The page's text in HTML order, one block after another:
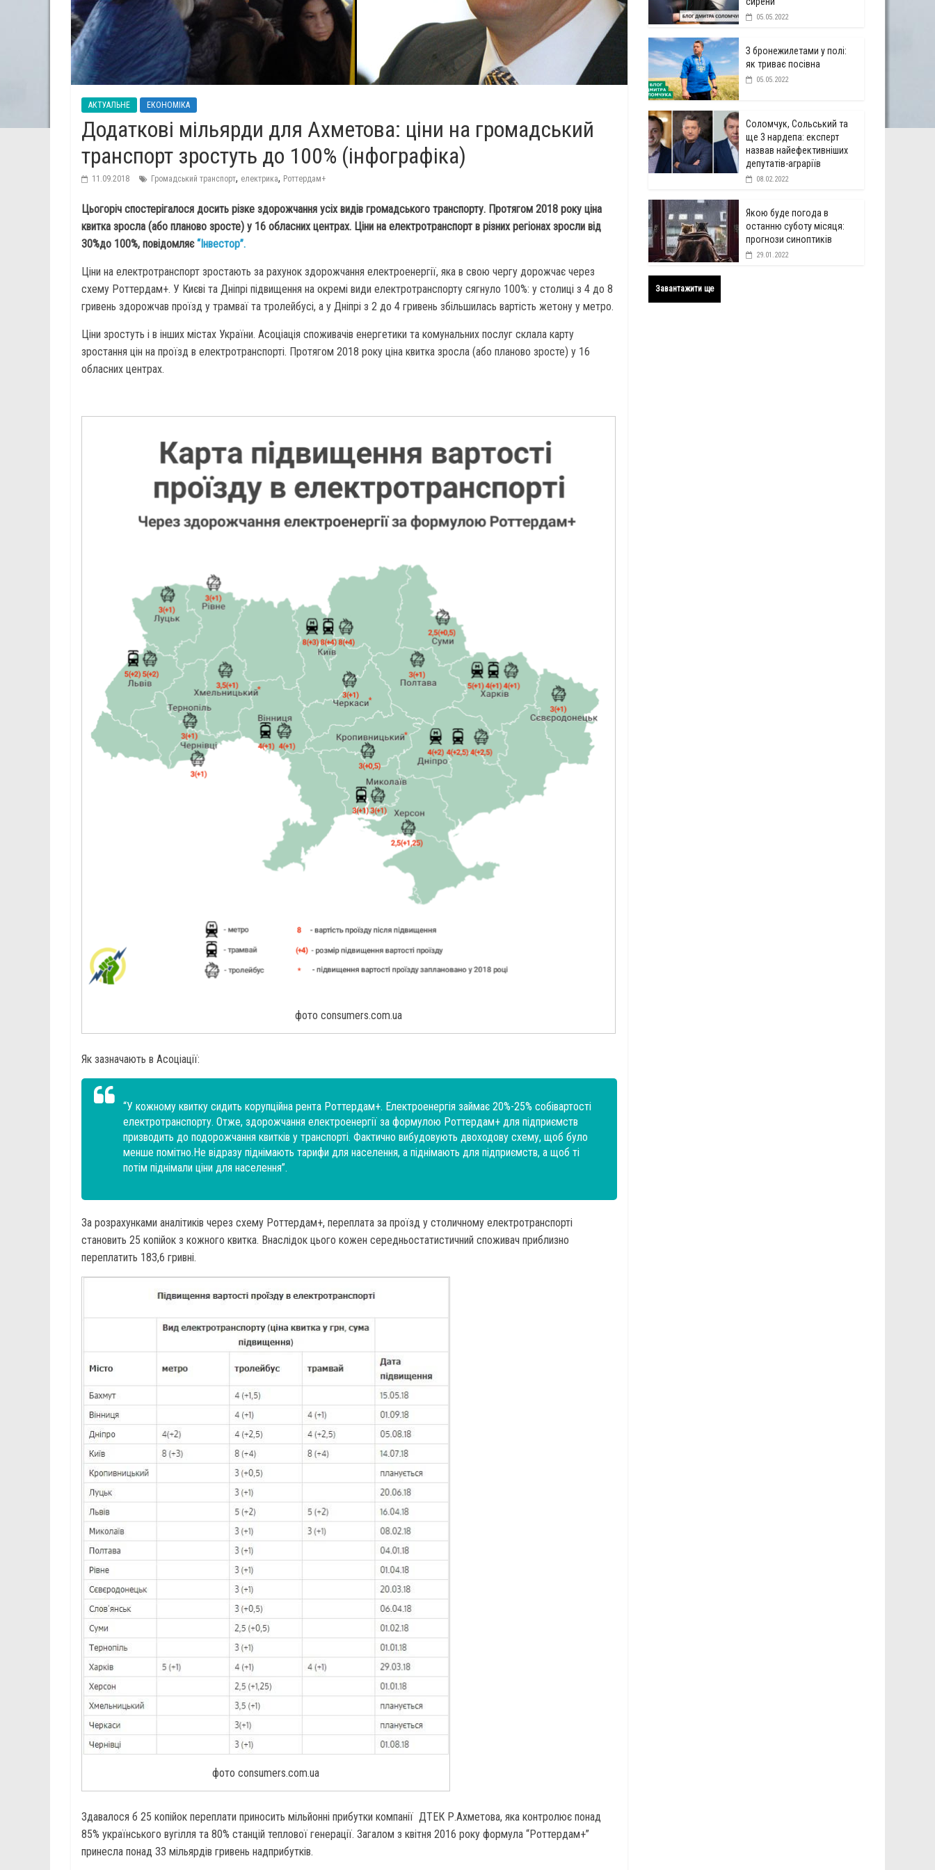
АКТУАЛЬНЕ ЕКОНОМІКА
Додаткові мільярди для Ахметова: ціни на громадський
транспорт зростуть до 100% (інфографіка)
11.09.2018 Громадський транспорт, електрика, Роттердам+
Цьогоріч спостерігалося досить різке здорожчання усіх видів громадського транспорту. Протягом 2018 року ціна
квитка зросла (або планово зросте) у 16 обласних центрах. Ціни на електротранспорт в різних регіонах зросли від
30%до 100%, повідомляє“Інвестор”.
Ціни на електротранспорт зростають за рахунок здорожчання електроенергії, яка в свою чергу дорожчає через
схему Роттердам+. У Києві та Дніпрі підвищення на окремі види електротранспорту сягнуло 100%: у столиці з 4 до 8
гривень здорожчав проїзд у трамваї та тролейбусі, а у Дніпрі з 2 до 4 гривень збільшилась вартість жетону у метро.
Ціни зростуть і в інших містах України. Асоціація споживачів енергетики та комунальних послуг склала карту
зростання цін на проїзд в електротранспорті. Протягом 2018 року ціна квитка зросла (або планово зросте) у 16
обласних центрах.
фото consumers.com.ua
Як зазначають в Асоціації:
“У кожному квитку сидить корупційна рента Роттердам+. Електроенергія займає 20%-25% собівартості
електротранспорту. Отже, здорожчання електроенергії за формулою Роттердам+ для підприємств
призводить до подорожчання квитків у транспорті. Фактично вибудовують двоходову схему, щоб було
менше помітно.Не відразу піднімають тарифи для населення, а піднімають для підприємств, а щоб ті
потім піднімали ціни для населення”.
За розрахунками аналітиків через схему Роттердам+, переплата за проїзд у столичному електротранспорті
становить 25 копійок з кожного квитка. Внаслідок цього кожен середньостатистичний споживач приблизно
переплатить 183,6 гривні.
фото consumers.com.ua
Здавалося б 25 копійок переплати приносить мільйонні прибутки компанії ДТЕК Р.Ахметова, яка контролює понад
85% українського вугілля та 80% станцій теплової генерації. Загалом з квітня 2016 року формула “Роттердам+”
принесла понад 33 мільярдів гривень надприбутків.
05.05.2022
З бронежилетами у полі:
як триває посівна
05.05.2022
Соломчук, Сольський та
ще 3 нардепа: експерт
назвав найефективніших
депутатів-аграріїв
08.02.2022
Якою буде погода в
останню суботу місяця:
прогнози синоптиків
29.01.2022
Завантажити ще